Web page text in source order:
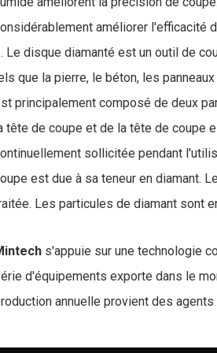
améliorer l'efficacité
Le disque diamanté est un outil de
que la pierre, le béton, les
principalement composé de deux
tête de coupe et de la tête de coupe
sollicitée pendant
est due à sa teneur en diamant.
Les particules de diamant sont
s'appuie sur une technologie
d'équipements exporte dans le
annuelle provient des